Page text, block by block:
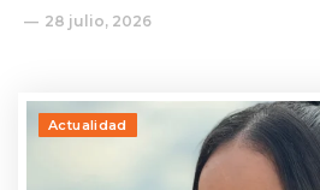
28 julio, 2026
Actualidad